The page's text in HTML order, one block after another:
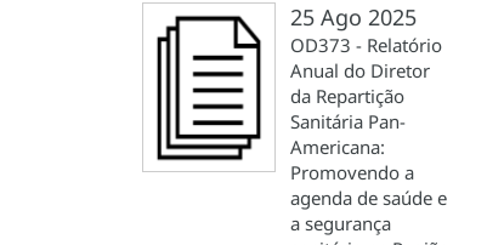
25 Ago 2025
OD373 - Relatório
Anual do Diretor
da Repartição
Sanitária Pan-
Americana:
Promovendo a
agenda de saúde e
a segurança